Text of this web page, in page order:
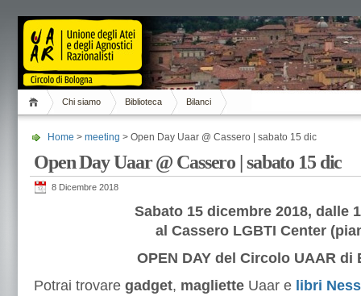
Chi siamo Biblioteca Bilanci
Home > meeting > Open Day Uaar @ Cassero | sabato 15 dic
Open Day Uaar @ Cassero | sabato 15 dic
8 Dicembre 2018
Sabato 15 dicembre 2018, dalle
al Cassero LGBTI Center
OPEN DAY del Circolo UAAR di
Potrai trovare gadget, magliette Uaar e libri